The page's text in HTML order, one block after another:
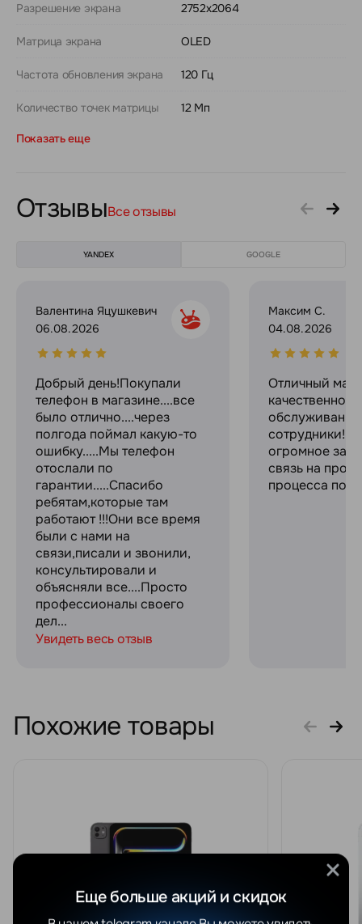
Разрешение экрана 2752x2064
Матрица экрана OLED
Частота обновления экрана 120 Гц
Количество точек матрицы 12 Мп
Показать еще
ОтзывыВсе отзывы
YANDEX GOOGLE
Валентина Яцушкевич
06.08.2026
Добрый день!Покупали
телефон в магазине....все
было отлично....через
полгода поймал какую-то
ошибку.....Мы телефон
отослали по
гарантии.....Спасибо
ребятам,которые там
работают !!!Они все время
были с нами на
связи,писали и звонили,
консультировали и
объясняли все....Просто
профессионалы своего
дел...
Увидеть весь отзыв
Максим С.
04.08.2026
Отличный
качественное
сотрудники!
огромное за
связь на
процесса
Похожие товары
Еще больше акций и скидок